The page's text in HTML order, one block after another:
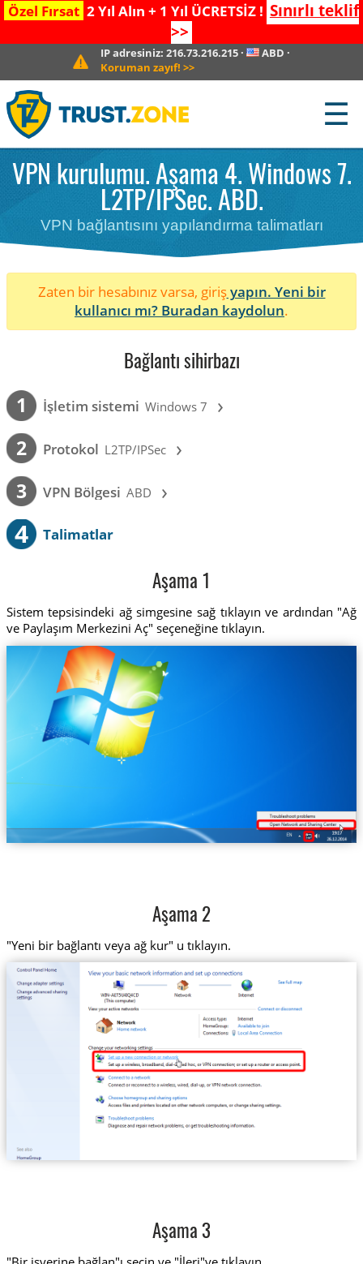
Özel Fırsat 2 Yıl Alın + 1 Yıl ÜCRETSİZ ! Sınırlı teklif
>>
IP adresiniz:216.73.216.215 · ABD ·
Koruman zayıf! >>
☰
VPN kurulumu. Aşama 4. Windows 7.
L2TP/IPSec. ABD.
VPN bağlantısını yapılandırma talimatları
Zaten bir hesabınız varsa, girişyapın. Yeni bir
kullanıcı mı? Buradan kaydolun.
Bağlantı sihirbazı
1 İşletim sistemi Windows 7 ›
2 Protokol L2TP/IPSec ›
3 VPN Bölgesi ABD ›
4 Talimatlar
Aşama 1
Sistem tepsisindeki ağ simgesine sağ tıklayın ve ardından "Ağ
ve Paylaşım Merkezini Aç" seçeneğine tıklayın.
Aşama 2
"Yeni bir bağlantı veya ağ kur" u tıklayın.
Aşama 3